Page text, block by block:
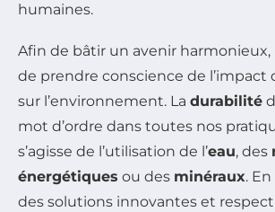
humaines.
Afin de bâtir un avenir
de prendre conscience de l’impact
sur l’environnement. La durabilité
mot d’ordre dans toutes nos
s’agisse de l’utilisation de l’eau, des
énergétiques ou des minéraux.
des solutions innovantes et